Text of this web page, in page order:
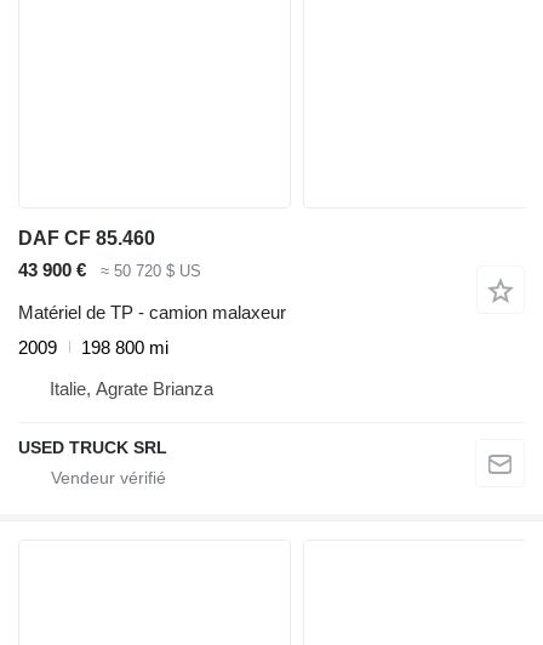
DAF CF 85.460
43 900 €
≈ 50 720 $ US
Matériel de TP - camion malaxeur
2009
198 800 mi
Italie, Agrate Brianza
USED TRUCK SRL